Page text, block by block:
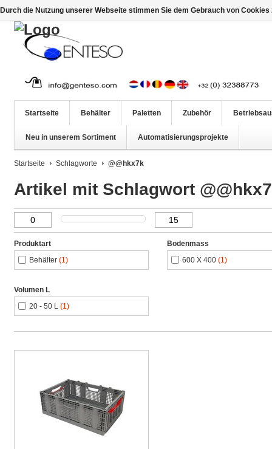
Startseite Behälter Paletten Zubehör
Neu in unserem Sortiment Automatisierungsprojekte
Startseite Schlagworte @@hkx7k
Artikel mit Schlagwort
Produktart
Behälter (1)
Bodenmass
600 X 400 (1)
Volumen L
20 - 50 L (1)
Durch die Nutzung unserer Webseite stimmen Sie dem Gebrauch von